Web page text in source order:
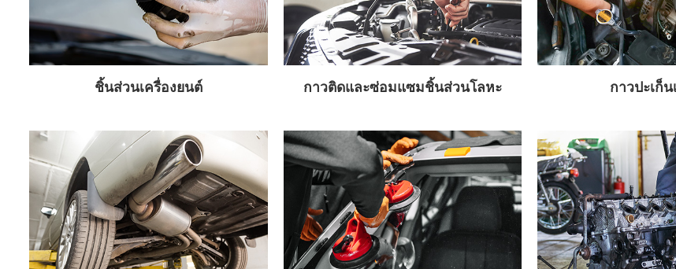
ชิ้นส่วนเครื่องยนต์ กาวติดและซ่อมแซมชิ้นส่วนโลหะ กาวปะเก็น